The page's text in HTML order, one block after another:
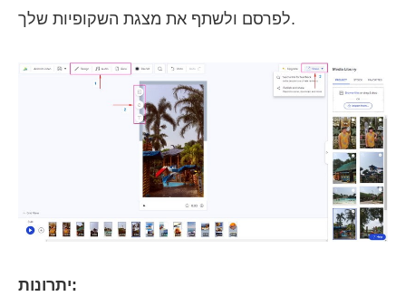
לפרסם ולשתף את מצגת השקופיות שלך.
יתרונות: